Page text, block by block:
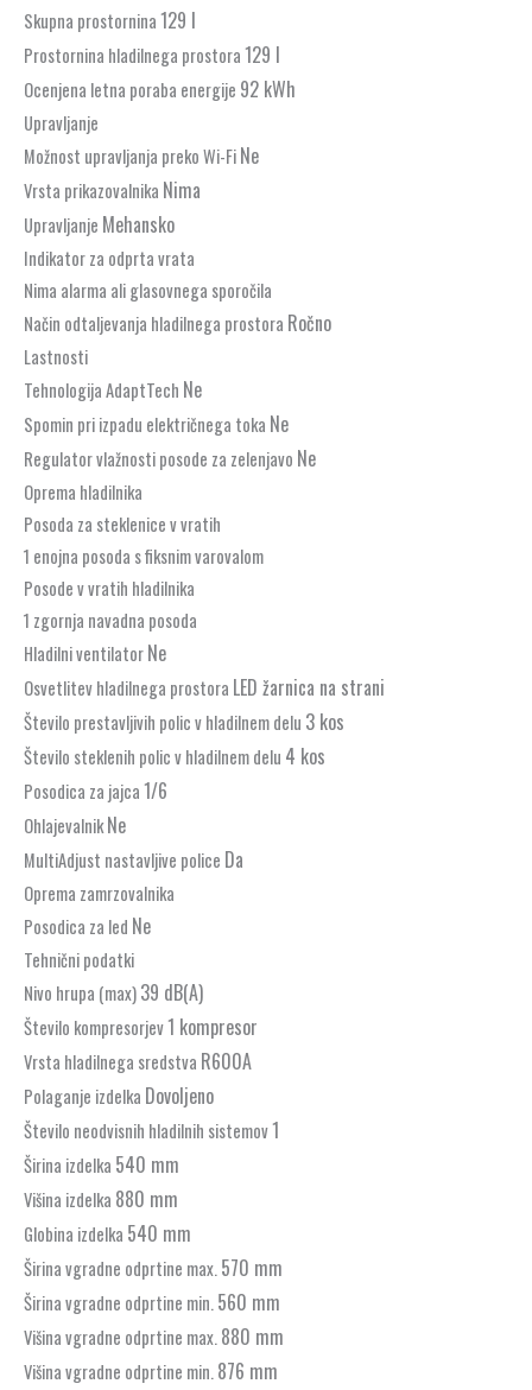
Skupna prostornina129 l
Prostornina hladilnega prostora129 l
Ocenjena letna poraba energije 92 kWh
Upravljanje
Možnost upravljanja preko Wi-FiNe
Vrsta prikazovalnika Nima
Upravljanje Mehansko
Indikator za odprta vrata
Nima alarma ali glasovnega sporočila
Način odtaljevanja hladilnega prostora Ročno
Lastnosti
Tehnologija AdaptTech Ne
Spomin pri izpadu električnega toka Ne
Regulator vlažnosti posode za zelenjavo Ne
Oprema hladilnika
Posoda za steklenice v vratih
1 enojna posoda s fiksnim varovalom
Posode v vratih hladilnika
1 zgornja navadna posoda
Hladilni ventilatorNe
Osvetlitev hladilnega prostora LED žarnica na strani
Število prestavljivih polic v hladilnem delu 3 kos
Število steklenih polic v hladilnem delu 4 kos
Posodica za jajca1/6
OhlajevalnikNe
MultiAdjust nastavljive police Da
Oprema zamrzovalnika
Posodica za led Ne
Tehnični podatki
Nivo hrupa (max)39 dB(A)
Število kompresorjev1 kompresor
Vrsta hladilnega sredstva R600A
Polaganje izdelka Dovoljeno
Število neodvisnih hladilnih sistemov1
Širina izdelka 540 mm
Višina izdelka 880 mm
Globina izdelka 540 mm
Širina vgradne odprtine max.570 mm
Širina vgradne odprtine min.560 mm
Višina vgradne odprtine max.880 mm
Višina vgradne odprtine min.876 mm